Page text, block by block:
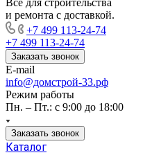
Все для строительства
и ремонта с доставкой.
+7 499 113-24-74
+7 499 113-24-74
Заказать звонок
E-mail
info@домстрой-33.рф
Режим работы
Пн. – Пт.: с 9:00 до 18:00
Заказать звонок
Каталог